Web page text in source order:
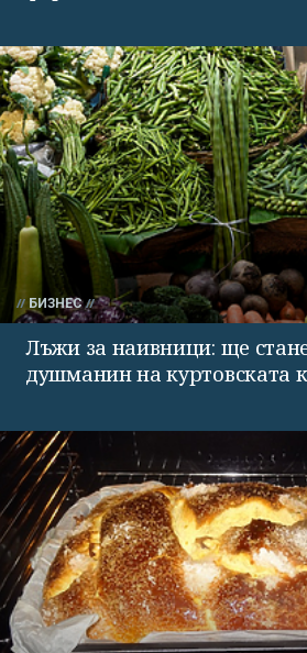
БИЗНЕС
Лъжи за наивници: ще
душманин на куртовската